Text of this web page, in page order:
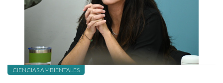
CIENCIAS AMBIENTALES